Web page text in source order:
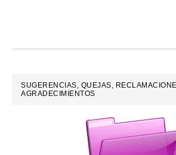
FOOTER
SUGERENCIAS, QUEJAS,
AGRADECIMIENTOS